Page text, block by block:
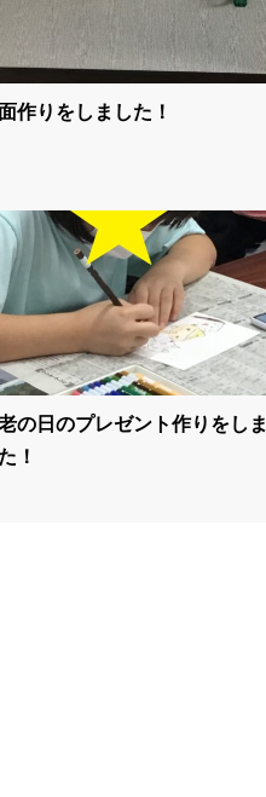
作りをしました！
の日のプレゼント作りをしま
！